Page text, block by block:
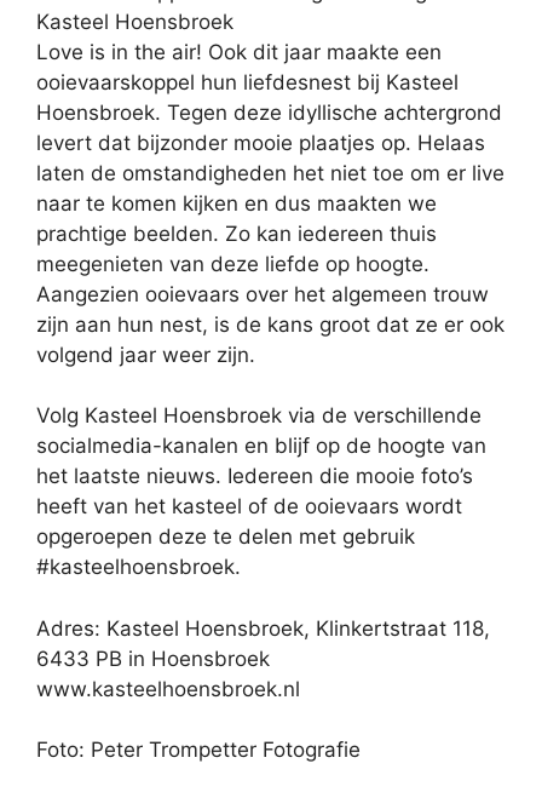
Kasteel Hoensbroek
Love is in the air! Ook dit jaar maakte een
ooievaarskoppel hun liefdesnest bij Kasteel
Hoensbroek. Tegen deze idyllische achtergrond
levert dat bijzonder mooie plaatjes op. Helaas
laten de omstandigheden het niet toe om er live
naar te komen kijken en dus maakten we
prachtige beelden. Zo kan iedereen thuis
meegenieten van deze liefde op hoogte.
Aangezien ooievaars over het algemeen trouw
zijn aan hun nest, is de kans groot dat ze er ook
volgend jaar weer zijn.
Volg Kasteel Hoensbroek via de verschillende
socialmedia-kanalen en blijf op de hoogte van
het laatste nieuws. Iedereen die mooie foto’s
heeft van het kasteel of de ooievaars wordt
opgeroepen deze te delen met gebruik
#kasteelhoensbroek.
Adres: Kasteel Hoensbroek, Klinkertstraat 118,
6433 PB in Hoensbroek
www.kasteelhoensbroek.nl
Foto: Peter Trompetter Fotografie